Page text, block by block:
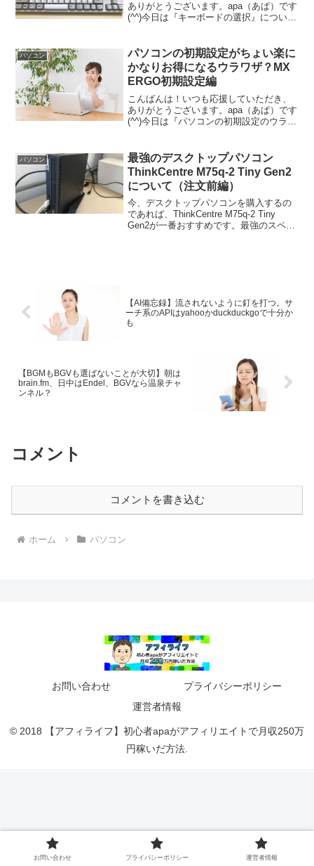
ありがとうございます。apa（あぱ）です
(^^)今日は『キーボードの選択』について
で、キーボードにそんなにお金をかけな
かったのかな？...
パソコン
パソコンの初期設定がちょい楽に
かなりお得になるウラワザ？MX
ERGO初期設定編
こんばんは！いつも応援していただき、
ありがとうございます。apa（あぱ）です
(^^)今日は『パソコンの初期設定のウラワ
よね・・・あなたはどうですか？今使用
しているパソコ...
パソコン
最強のデスクトップパソコン
ThinkCentre M75q-2 Tiny Gen2
について（注文前編）
今、デスクトップパソコンを購入するの
であれば、ThinkCentre M75q-2 Tiny
Gen2が一番おすすめです。最強のスペッ
【AI備忘録】流されないように釘を打つ。サ
ーチ系のAPIはyahooかduckduckgoで十分か
も
【BGMもBGVも選ばないことが大切】朝は
brain.fm、日中はEndel、BGVなら温泉チャ
ンネル？
コメント
コメントを書き込む
ホーム パソコン
お問い合わせ
プライバシーポリシー
運営者情報
© 2018 【アフィライフ】初心者apaがアフィリエイトで月収250万
円稼いだ方法.
お問い合わせ プライバシーポリシー 運営者情報